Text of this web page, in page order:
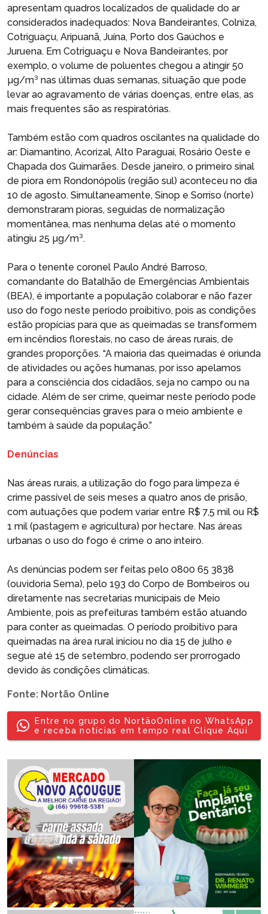
apresentam quadros localizados de qualidade do ar
considerados inadequados: Nova Bandeirantes, Colniza,
Cotriguaçu, Aripuanã, Juína, Porto dos Gaúchos e
Juruena. Em Cotriguaçu e Nova Bandeirantes, por
exemplo, o volume de poluentes chegou a atingir 50
µg/m³ nas últimas duas semanas, situação que pode
levar ao agravamento de várias doenças, entre elas, as
mais frequentes são as respiratórias.
Também estão com quadros oscilantes na qualidade do
ar: Diamantino, Acorizal, Alto Paraguai, Rosário Oeste e
Chapada dos Guimarães. Desde janeiro, o primeiro sinal
de piora em Rondonópolis (região sul) aconteceu no dia
10 de agosto. Simultaneamente, Sinop e Sorriso (norte)
demonstraram pioras, seguidas de normalização
momentânea, mas nenhuma delas até o momento
atingiu 25 µg/m³.
Para o tenente coronel Paulo André Barroso,
comandante do Batalhão de Emergências Ambientais
(BEA), é importante a população colaborar e não fazer
uso do fogo neste período proibitivo, pois as condições
estão propícias para que as queimadas se transformem
em incêndios florestais, no caso de áreas rurais, de
grandes proporções. “A maioria das queimadas é oriunda
de atividades ou ações humanas, por isso apelamos
para a consciência dos cidadãos, seja no campo ou na
cidade. Além de ser crime, queimar neste período pode
gerar consequências graves para o meio ambiente e
também à saúde da população.”
Denúncias
Nas áreas rurais, a utilização do fogo para limpeza é
crime passível de seis meses a quatro anos de prisão,
com autuações que podem variar entre R$ 7,5 mil ou R$
1 mil (pastagem e agricultura) por hectare. Nas áreas
urbanas o uso do fogo é crime o ano inteiro.
As denúncias podem ser feitas pelo 0800 65 3838
(ouvidoria Sema), pelo 193 do Corpo de Bombeiros ou
diretamente nas secretarias municipais de Meio
Ambiente, pois as prefeituras também estão atuando
para conter as queimadas. O período proibitivo para
queimadas na área rural iniciou no dia 15 de julho e
segue até 15 de setembro, podendo ser prorrogado
devido às condições climáticas.
Fonte: Nortão Online
Entre no grupo do NortãoOnline no WhatsApp
e receba notícias em tempo real Clique Aqui